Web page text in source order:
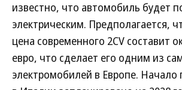
известно, что автомобиль будет
электрическим. Предполагается,
цена современного 2CV составит
евро, что сделает его одним из
электромобилей в Европе. Начало